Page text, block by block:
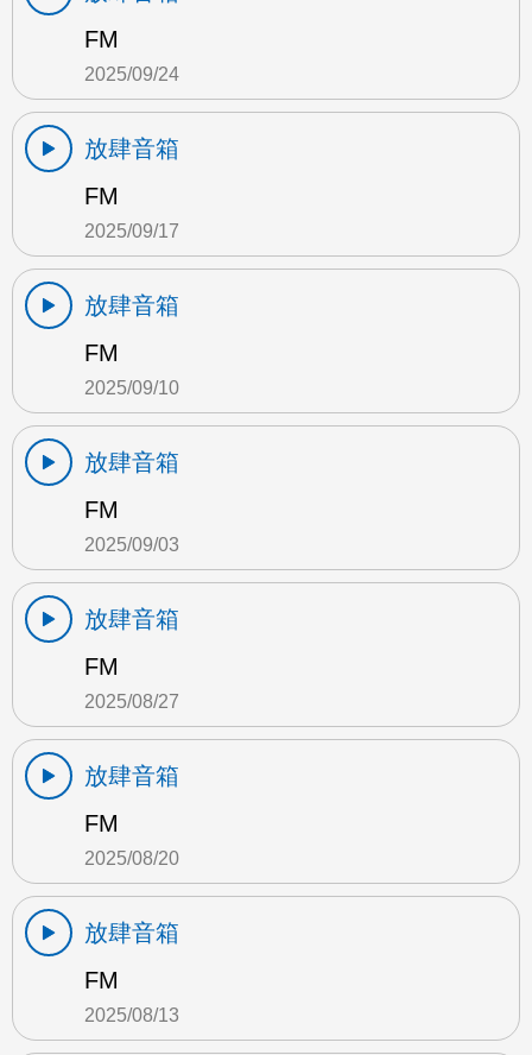
FM
2025/09/24
放肆音箱
FM
2025/09/17
放肆音箱
FM
2025/09/10
放肆音箱
FM
2025/09/03
放肆音箱
FM
2025/08/27
放肆音箱
FM
2025/08/20
放肆音箱
FM
2025/08/13